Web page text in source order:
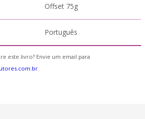
Offset 75g
Português
este livro? Envie um email para